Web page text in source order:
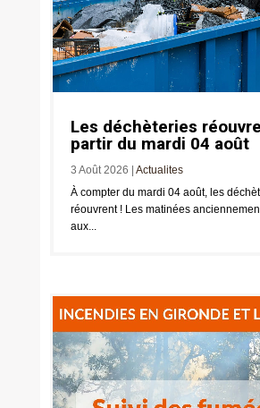
Les déchèteries
partir du mardi 04 août
3 Août 2026
Actualites
À compter du mardi 04 août, les
réouvrent ! Les matinées
aux...